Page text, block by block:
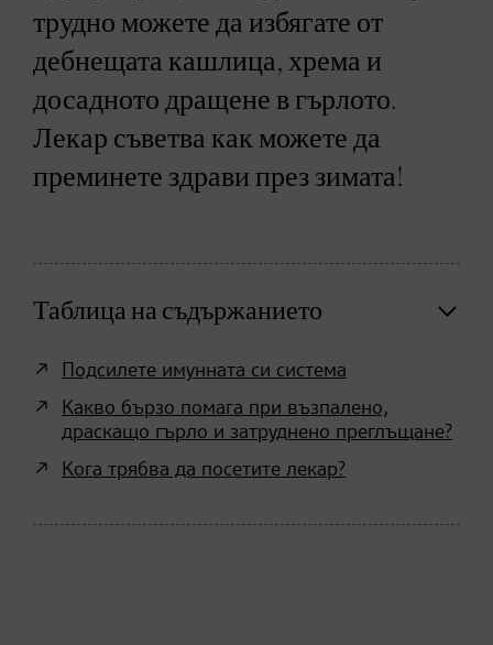
трудно можете да избягате от
дебнещата кашлица, хрема и
досадното дращене в гърлото.
Лекар съветва как можете да
преминете здрави през зимата!
Таблица на съдържанието
Подсилете имунната си система
Какво бързо помага при възпалено,
драскащо гърло и затруднено преглъщане?
Кога трябва да посетите лекар?